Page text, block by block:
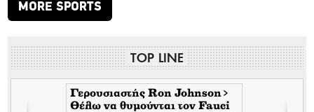
MORE SPORTS
TOP LINE
Γερουσιαστής Ron Johnson>
Θέλω να θυμούνται τον Fauci